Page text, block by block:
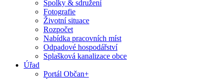
Spolky & sdružení
Fotografie
Životní situace
Rozpočet
Nabídka pracovních míst
Odpadové hospodářství
Splašková kanalizace obce
Úřad
Portál Občan+